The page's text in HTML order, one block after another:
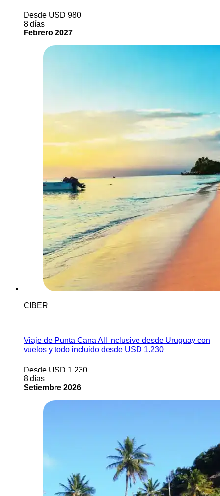
Desde USD 980
8 días
Febrero 2027
CIBER
Viaje de Punta Cana All Inclusive desde Uruguay con
vuelos y todo incluido desde USD 1.230
Desde USD 1.230
8 días
Setiembre 2026